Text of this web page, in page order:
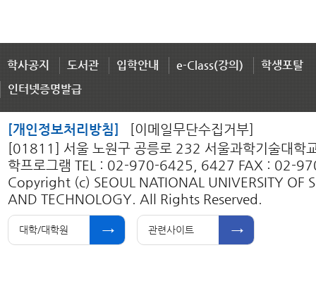
학사공지 도서관 입학안내 e-Class(강의)
학생포탈
인터넷증명발급
[개인정보처리방침]
[이메일무단수집거부]
[01811] 서울 노원구 공릉로 232 서울과학기술대학
학프로그램 TEL : 02-970-6425, 6427 FAX : 02-
Copyright (c) SEOUL NATIONAL UNIVERSITY OF
AND TECHNOLOGY. All Rights Reserved.
대학/대학원 관련사이트